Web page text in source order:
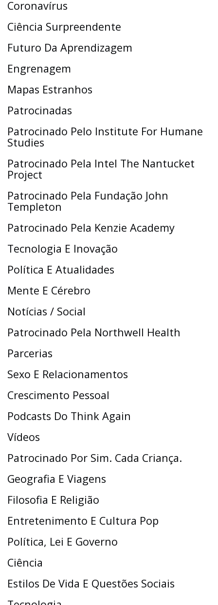
Coronavírus
Ciência Surpreendente
Futuro Da Aprendizagem
Engrenagem
Mapas Estranhos
Patrocinadas
Patrocinado Pelo Institute For Humane
Studies
Patrocinado Pela Intel The Nantucket
Project
Patrocinado Pela Fundação John
Templeton
Patrocinado Pela Kenzie Academy
Tecnologia E Inovação
Política E Atualidades
Mente E Cérebro
Notícias / Social
Patrocinado Pela Northwell Health
Parcerias
Sexo E Relacionamentos
Crescimento Pessoal
Podcasts Do Think Again
Vídeos
Patrocinado Por Sim. Cada Criança.
Geografia E Viagens
Filosofia E Religião
Entretenimento E Cultura Pop
Política, Lei E Governo
Ciência
Estilos De Vida E Questões Sociais